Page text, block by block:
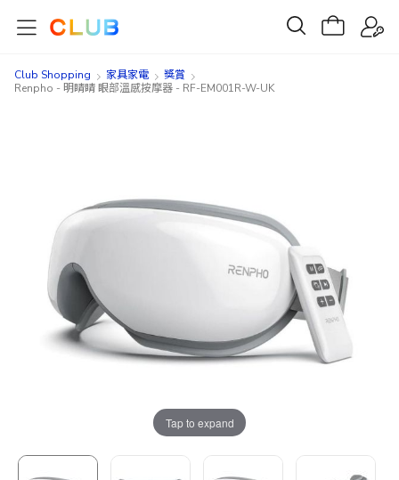
Club Shopping 家具家電
獎賞
Renpho - 明睛睛 眼部溫感按摩器 - RF-EM001R-W-UK
Tap to expand